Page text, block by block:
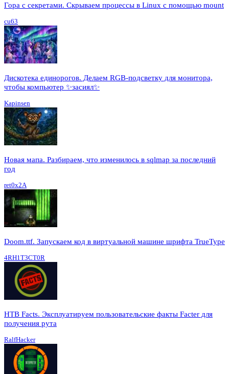
Гора с секретами. Скрываем процессы в Linux c помощью mount
cu63
Дискотека единорогов. Делаем RGB-подсветку для монитора,
чтобы компьютер ✨засиял✨
Kapinsen
Новая мапа. Разбираем, что изменилось в sqlmap за последний
год
ret0x2A
Doom.ttf. Запускаем код в виртуальной машине шрифта TrueType
4RH1T3CT0R
HTB Facts. Эксплуатируем пользовательские факты Facter для
получения рута
RalfHacker